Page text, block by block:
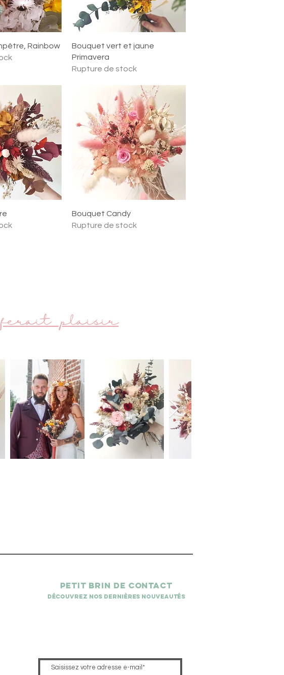
rapideRainbow
Aperçu rapide
Bouquet vert et jaune
Primavera
Rupture de stock
rapide Aperçu rapide
Bouquet Candy
Rupture de stock
ferait plaisir
petit brin de contact
Découvrez nos dernières nouveautés